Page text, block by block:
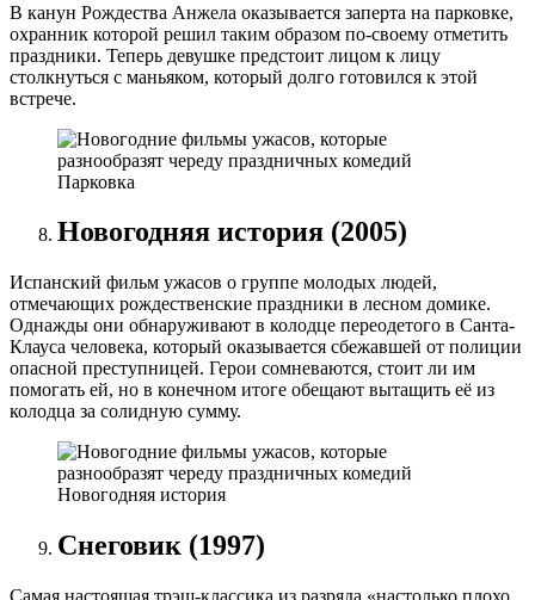
В канун Рождества Анжела оказывается заперта на парковке,
охранник которой решил таким образом по-своему отметить
праздники. Теперь девушке предстоит лицом к лицу
столкнуться с маньяком, который долго готовился к этой
встрече.
Парковка
Новогодняя история (2005)
Испанский фильм ужасов о группе молодых людей,
отмечающих рождественские праздники в лесном домике.
Однажды они обнаруживают в колодце переодетого в Санта-
Клауса человека, который оказывается сбежавшей от полиции
опасной преступницей. Герои сомневаются, стоит ли им
помогать ей, но в конечном итоге обещают вытащить её из
колодца за солидную сумму.
Новогодняя история
Снеговик (1997)